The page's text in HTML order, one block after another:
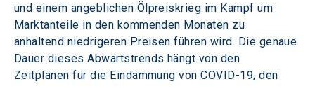
und einem angeblichen Ölpreiskrieg im Kampf um
Marktanteile in den kommenden Monaten zu
anhaltend niedrigeren Preisen führen wird. Die genaue
Dauer dieses Abwärtstrends hängt von den
Zeitplänen für die Eindämmung von COVID-19, den